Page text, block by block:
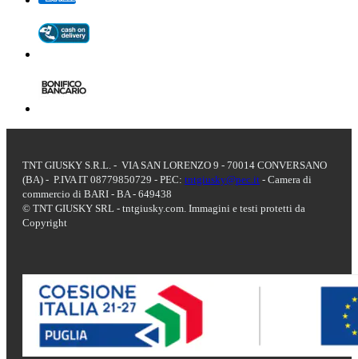
TNT GIUSKY S.R.L. - VIA SAN LORENZO 9 - 70014 CONVERSANO
(BA) - P.IVA IT 08779850729 - PEC: tntgiusky@pec.it - Camera di
commercio di BARI - BA - 649438
© TNT GIUSKY SRL - tntgiusky.com. Immagini e testi protetti da
Copyright